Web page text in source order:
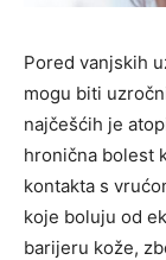
Pored vanjskih
mogu biti
najčešćih je
hronična bolest
kontakta s
koje boluju od
barijeru kože,